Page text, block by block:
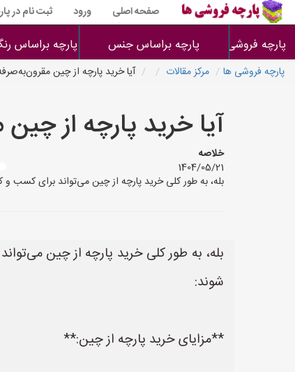
صفحه اصلی ورود ثبت نام در
پارچه فروشی ها پارچه براساس جنس پارچه براساس
پارچه فروشی ها مرکز مقالات آیا خرید پارچه از چین
آیا خرید پارچه از
خلاصه
1404/05/21
بله، به طور کلی خرید پارچه از چین می‌تواند برای کسب و
بله، به طور کلی خرید پارچه از چین
شوند:
**مزایای خرید پارچه از چین:**